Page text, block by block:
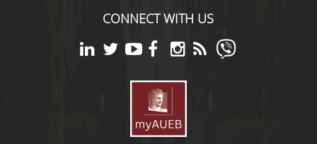
CONNECT WITH US